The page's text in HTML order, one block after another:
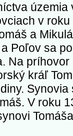
v
a
Poľov sa
Na
kráľ
V roku